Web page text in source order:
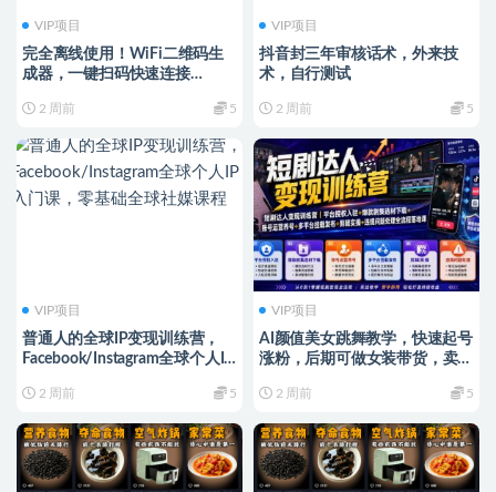
VIP项目
完全离线使用！WiFi二维码生
成器，一键扫码快速连接
WiFi二维码生成器
2 周前 5
VIP项目
抖音封三年审核话术，外来技
术，自行测试
2 周前 5
VIP项目
普通人的全球IP变现训练营，
Facebook/Instagram全球个人IP
2 周前 5
VIP项目
AI颜值美女跳舞教学，快速起号
涨粉，后期可做女装带货，卖
2 周前 5